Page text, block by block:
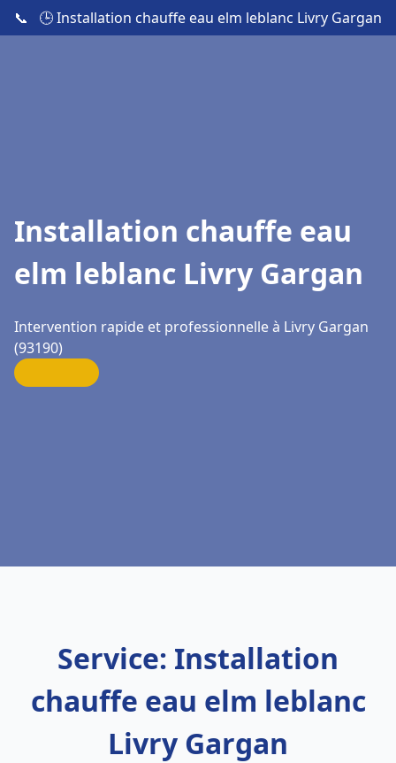
📞 🕒 Installation chauffe eau elm leblanc Livry Gargan
Installation chauffe eau
elm leblanc Livry Gargan
Intervention rapide et professionnelle à Livry Gargan
(93190)
Service: Installation
chauffe eau elm leblanc
Livry Gargan